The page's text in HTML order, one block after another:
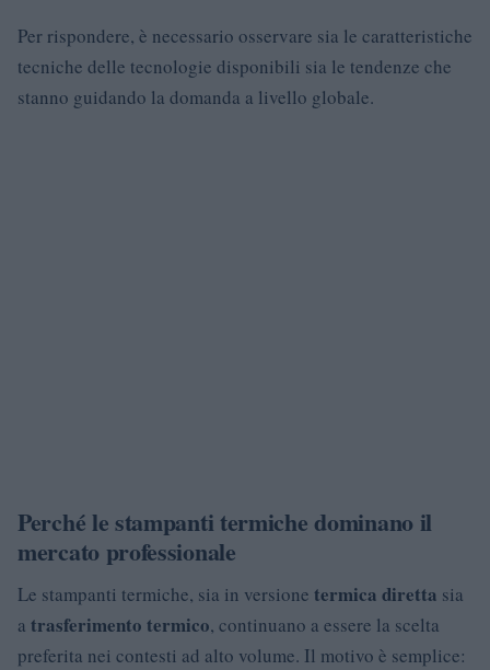
Per rispondere, è necessario osservare sia le caratteristiche
tecniche delle tecnologie disponibili sia le tendenze che
stanno guidando la domanda a livello globale.
Perché le stampanti termiche dominano il
mercato professionale
Le stampanti termiche, sia in versione termica diretta sia
a trasferimento termico, continuano a essere la scelta
preferita nei contesti ad alto volume. Il motivo è semplice: